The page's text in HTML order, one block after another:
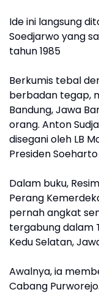
Ide ini langsung
Soedjarwo yang
tahun 1985
Berkumis tebal
berbadan tegap,
Bandung, Jawa
orang. Anton
disegani oleh LB
Presiden
Dalam buku,
Perang
pernah angkat
tergabung dalam
Kedu Selatan,
Awalnya, ia
Cabang